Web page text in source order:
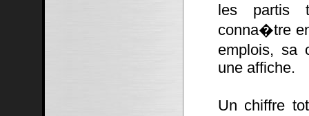
les partis
conna�tre
emplois, sa
une affiche.
Un chiffre